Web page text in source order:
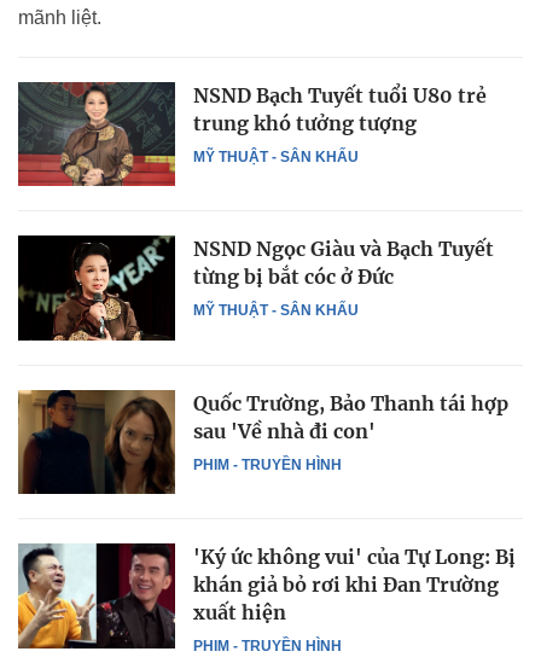
mãnh liệt.
MỸ THUẬT - SÂN KHẤU
NSND Bạch Tuyết tuổi U80 trẻ
trung khó tưởng tượng
MỸ THUẬT - SÂN KHẤU
NSND Ngọc Giàu và Bạch Tuyết
từng bị bắt cóc ở Đức
PHIM - TRUYỀN HÌNH
Quốc Trường, Bảo Thanh tái hợp
sau 'Về nhà đi con'
PHIM - TRUYỀN HÌNH
'Ký ức không vui' của Tự Long: Bị
khán giả bỏ rơi khi Đan Trường
xuất hiện